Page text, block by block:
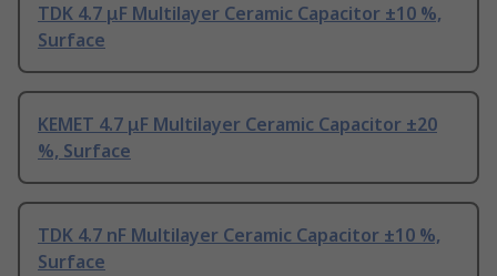
TDK 4.7 μF Multilayer Ceramic Capacitor ±10 %,
Surface
KEMET 4.7 μF Multilayer Ceramic Capacitor ±20
%, Surface
TDK 4.7 nF Multilayer Ceramic Capacitor ±10 %,
Surface